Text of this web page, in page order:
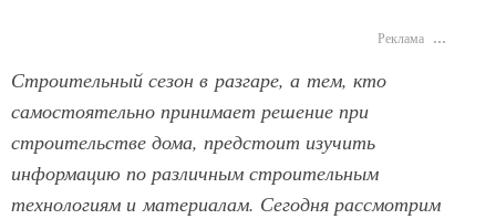
Реклама …
Строительный сезон в разгаре, а тем, кто
самостоятельно принимает решение при
строительстве дома, предстоит изучить
информацию по различным строительным
технологиям и материалам. Сегодня рассмотрим